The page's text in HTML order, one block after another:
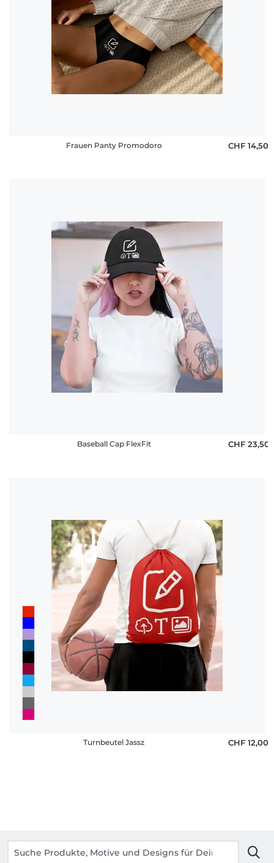
Frauen Panty Promodoro CHF 14,50
Baseball Cap FlexFit CHF 23,50
Turnbeutel Jassz CHF 12,00